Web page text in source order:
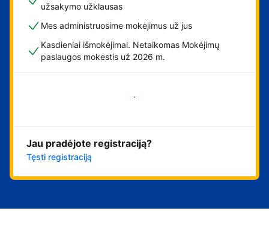
užsakymo užklausas
Mes administruosime mokėjimus už jus
Kasdieniai išmokėjimai. Netaikomas Mokėjimų
paslaugos mokestis už 2026 m.
Pradėti
Jau pradėjote registraciją?
Tęsti registraciją